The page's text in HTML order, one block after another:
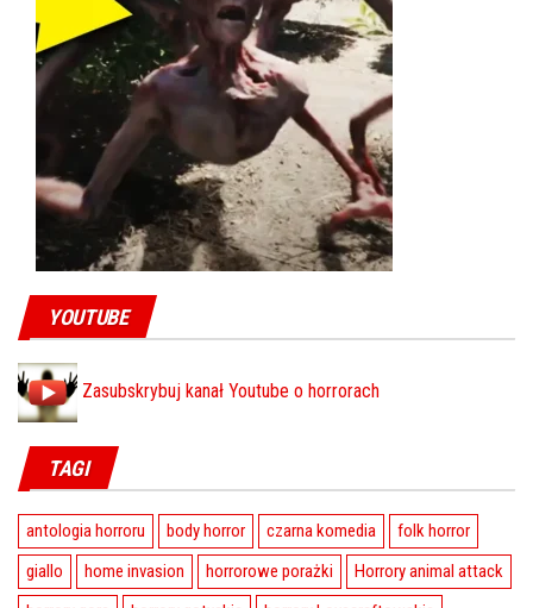
YOUTUBE
Zasubskrybuj kanał Youtube o horrorach
TAGI
antologia horroru body horror czarna komedia
folk horror
giallo
home invasion horrorowe porażki
Horrory animal attack